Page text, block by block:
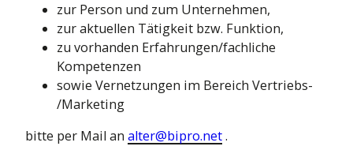
zur Person und zum Unternehmen,
zur aktuellen Tätigkeit bzw. Funktion,
zu vorhanden Erfahrungen/fachliche
Kompetenzen
sowie Vernetzungen im Bereich Vertriebs-
/Marketing
bitte per Mail an alter@bipro.net.